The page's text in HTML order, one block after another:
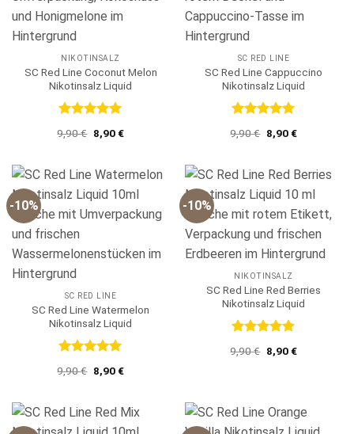
NIKOTINSALZ
SC Red Line Coconut Melon
Nikotinsalz Liquid
mit 5 von
9,90€ Ursprünglicher
Preis
8,90€Aktueller
SC RED LINE
SC Red Line Cappuccino
Nikotinsalz Liquid
mit 5 von
9,90€ Ursprünglicher
Preis
8,90€Aktueller
-10%
SC RED LINE
SC Red Line Watermelon
Nikotinsalz Liquid
Bewertet
mit 5 von
9,90€ Ursprünglicher
Preis
8,90€Aktueller
-10%
NIKOTINSALZ
SC Red Line Red Berries
Nikotinsalz Liquid
Bewertet
mit 5 von
9,90€ Ursprünglicher
Preis
8,90€Aktueller